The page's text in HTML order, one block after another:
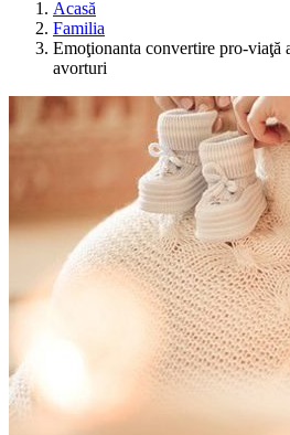
Acasă
Familia
Emoţionanta convertire pro-viaţă
avorturi